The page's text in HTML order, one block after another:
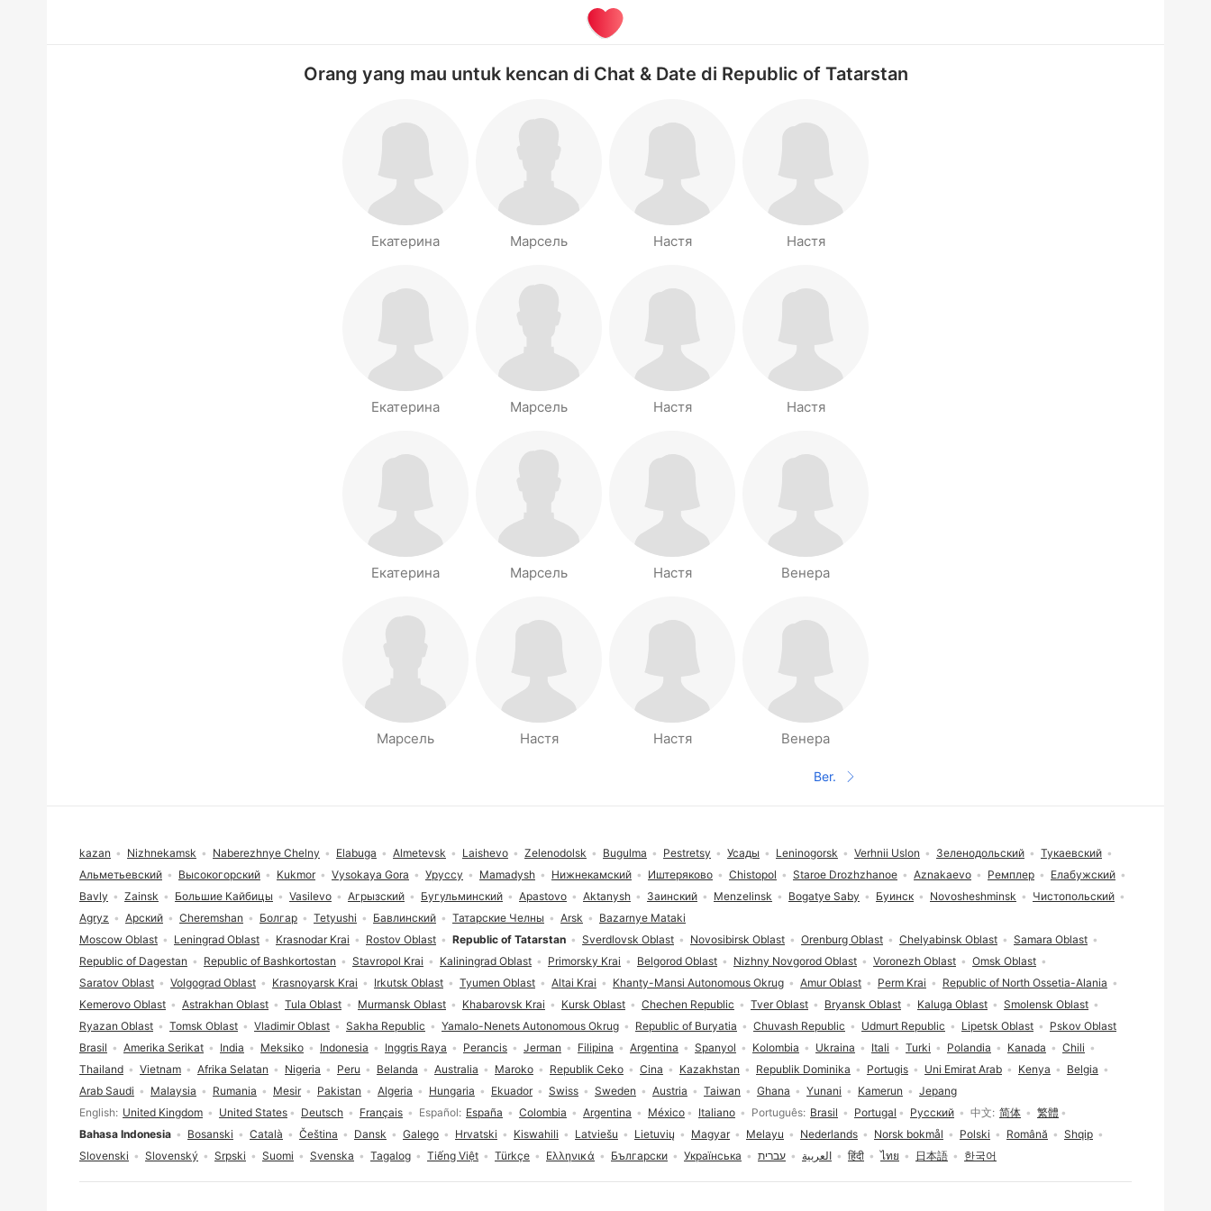
Orang yang mau untuk kencan di Chat & Date di Republic of Tatarstan
Екатерина Марсель Настя Настя
Екатерина Марсель Настя Настя
Екатерина Марсель Настя Венера
Марсель Настя Настя Венера
Halaman selanjutnya
Ber.
Pilihan bahasa
English United Kingdom United States Deutsch Français Español España Colombia Argentina México Italiano Português Brasil Portugal Русский 中文 简体
繁體
Bahasa Indonesia
Bosanski Català Čeština Dansk Galego Hrvatski Kiswahili Latviešu Lietuvių Magyar Melayu Nederlands Norsk bokmål Polski Română
Shqip
Slovenski
Slovenský Srpski Suomi Svenska Tagalog Tiếng Việt Türkçe Ελληνικά Български Українська עברית العربية हिंदी ไทย 日本語 한국어
Brasil Amerika Serikat India Meksiko Indonesia Inggris Raya Perancis Jerman Filipina Argentina Spanyol Kolombia Ukraina Itali Turki Polandia Kanada
Chili
Thailand
Vietnam Afrika Selatan Nigeria Peru Belanda Australia Maroko Republik Ceko Cina Kazakhstan Republik Dominika Portugis Uni Emirat Arab Kenya
Belgia
Arab Saudi
Malaysia Rumania Mesir Pakistan Algeria Hungaria Ekuador Swiss Sweden Austria Taiwan Ghana Yunani Kamerun Jepang
Moscow Oblast Leningrad Oblast Krasnodar Krai Rostov Oblast Republic of Tatarstan Sverdlovsk Oblast Novosibirsk Oblast Orenburg Oblast Chelyabinsk Oblast
Samara Oblast
Republic of Dagestan
Republic of Bashkortostan Stavropol Krai Kaliningrad Oblast Primorsky Krai Belgorod Oblast Nizhny Novgorod Oblast Voronezh Oblast
Omsk Oblast
Saratov Oblast
Volgograd Oblast Krasnoyarsk Krai Irkutsk Oblast Tyumen Oblast Altai Krai Khanty-Mansi Autonomous Okrug Amur Oblast Perm Krai
Republic of North Ossetia-Alania
Kemerovo Oblast
Astrakhan Oblast Tula Oblast Murmansk Oblast Khabarovsk Krai Kursk Oblast Chechen Republic Tver Oblast Bryansk Oblast Kaluga Oblast
Smolensk Oblast
Ryazan Oblast
Tomsk Oblast Vladimir Oblast Sakha Republic Yamalo-Nenets Autonomous Okrug Republic of Buryatia Chuvash Republic Udmurt Republic Lipetsk Oblast Pskov Oblast
kazan Nizhnekamsk Naberezhnye Chelny Elabuga Almetevsk Laishevo Zelenodolsk Bugulma Pestretsy Усады Leninogorsk Verhnii Uslon Зеленодольский
Тукаевский
Альметьевский
Высокогорский Kukmor Vysokaya Gora Уруссу Mamadysh Нижнекамский Иштеряково Chistopol Staroe Drozhzhanoe Aznakaevo Ремплер
Елабужский
Bavly
Zainsk Большие Кайбицы Vasilevo Агрызский Бугульминский Apastovo Aktanysh Заинский Menzelinsk Bogatye Saby Буинск Novosheshminsk
Чистопольский
Agryz
Арский Cheremshan Болгар Tetyushi Бавлинский Татарские Челны Arsk Bazarnye Mataki